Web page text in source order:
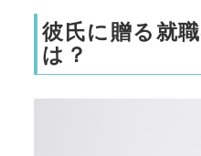
彼氏に贈る就
は？